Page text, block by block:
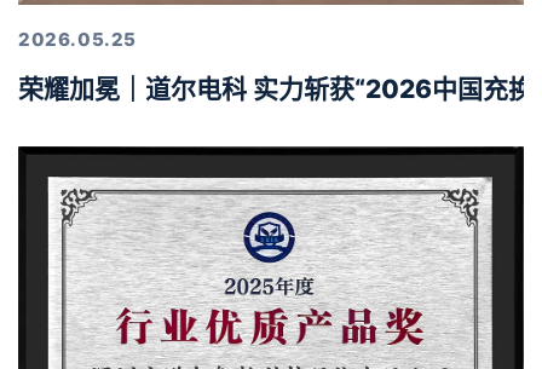
2026.05.25
荣耀加冕｜道尔电科 实力斩获“2026中国充换